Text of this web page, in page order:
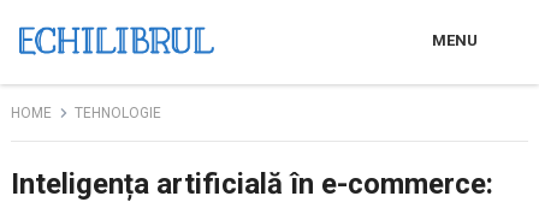
MENU
HOME TEHNOLOGIE
Inteligența artificială în e-commerce: